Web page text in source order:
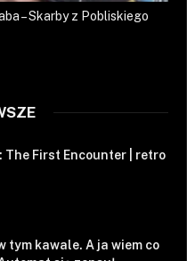
– Skarby z Pobliskiego
The First Encounter | retro
tym kawale. A ja wiem co